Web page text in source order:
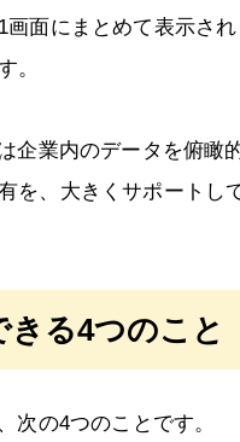
画面にまとめて表示さ
。
企業内のデータを俯瞰
を、大きくサポートし
る4つのこと
次の4つのことです。